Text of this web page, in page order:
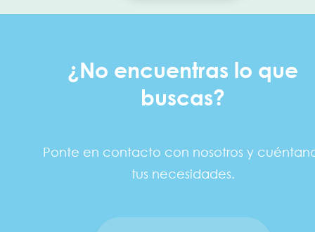
¿No encuentras lo que
buscas?
Ponte en contacto con nosotros y
tus necesidades.